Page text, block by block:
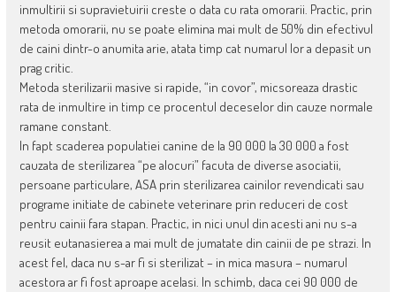
inmultirii si supravietuirii creste o data cu rata omorarii. Practic, prin
metoda omorarii, nu se poate elimina mai mult de 50% din efectivul
de caini dintr-o anumita arie, atata timp cat numarul lor a depasit un
prag critic.
Metoda sterilizarii masive si rapide, “in covor”, micsoreaza drastic
rata de inmultire in timp ce procentul deceselor din cauze normale
ramane constant.
In fapt scaderea populatiei canine de la 90 000 la 30 000 a fost
cauzata de sterilizarea “pe alocuri” facuta de diverse asociatii,
persoane particulare, ASA prin sterilizarea cainilor revendicati sau
programe initiate de cabinete veterinare prin reduceri de cost
pentru cainii fara stapan. Practic, in nici unul din acesti ani nu s-a
reusit eutanasierea a mai mult de jumatate din cainii de pe strazi. In
acest fel, daca nu s-ar fi si sterilizat – in mica masura – numarul
acestora ar fi fost aproape acelasi. In schimb, daca cei 90 000 de